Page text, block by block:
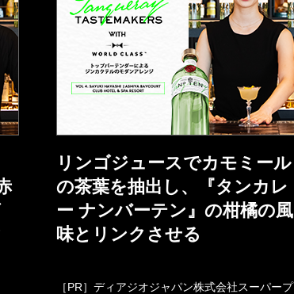
リンゴジュースでカモミール
の茶葉を抽出し、『タンカレ
ー ナンバーテン』の柑橘の風
味とリンクさせる
［PR］ディアジオジャパン株式会社スーパープ